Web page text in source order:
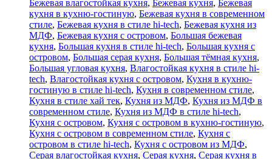
Бежевая влагостойкая кухня, Бежевая кухня, Бежевая
кухня в кухню-гостиную, Бежевая кухня в современном
стиле, Бежевая кухня в стиле hi-tech, Бежевая кухня из
МДФ, Бежевая кухня с островом, Большая бежевая
кухня, Большая кухня в стиле hi-tech, Большая кухня с
островом, Большая серая кухня, Большая тёмная кухня,
Большая угловая кухня, Влагостойкая кухня в стиле hi-
tech, Влагостойкая кухня с островом, Кухня в кухню-
гостиную в стиле hi-tech, Кухня в современном стиле,
Кухня в стиле хай тек, Кухня из МДФ, Кухня из МДФ в
современном стиле, Кухня из МДФ в стиле hi-tech,
Кухня с островом, Кухня с островом в кухню-гостиную,
Кухня с островом в современном стиле, Кухня с
островом в стиле hi-tech, Кухня с островом из МДФ,
Серая влагостойкая кухня, Серая кухня, Серая кухня в